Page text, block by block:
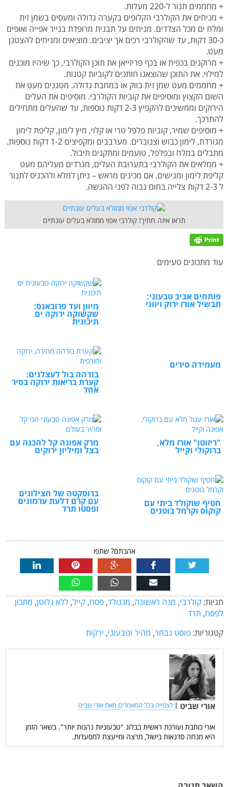
+ מחממים תנור ל-220 מעלות.
+ מניחים את הקולרבי הקלופים בקערה גדולה ומעסים בשמן זית
ומלח ים מכל הצדדים. מניחים על תבנית מרופדת בנייר אפייה ואופים
כ-30 דקות, עד שהקולרבי רכים אך יציבים. מוציאים ומניחים להצטנן
מעט.
+ מרוקנים בכפית או בכף פריזייאן את תוכן הקולרבי, כך שיהיו מוכנים
למילוי. את התוכן שהוצאנו חותכים לקוביות קטנות.
+ מחממים מעט שמן זית בווק או במחבת גדולה. מטגנים מעט את
השום הקצוץ ומוסיפים את קוביות הקולרבי. מוסיפים את העלים
הירוקים וממשיכים להקפיץ 2-3 דקות נוספות, עד שהעלים מתחילים
להתרכך.
+ מוסיפים שמיר, קוביות פלפל טרי או קלוי, מיץ לימון, קליפת לימון
מגורדת, לימון כבוש וצנוברים. מערבבים ומקפיצים 1-2 דקות נוספות.
מתבלים במלח ובפלפל, טועמים ומתקנים תיבול.
+ ממלאים את הקולרבי בתערובת העלים, מגרדים מעליהם מעט
קליפת לימון ומגישים. אם מכינים מראש – ניתן למלא ולהכניס לתנור
ל 2-3 דקות צלייה בחום גבוה לפני ההגשה.
תראו איזה חתיך! קולרבי אפוי ממולא בעלים עונתיים
עוד מתכונים טעימים
פותחים אביב טבעוני:
תבשיל אורז ירוק ויווני מיוון ועד פרובאנס:
שקשוקה ירוקה ים
תיכונית
מעמידה סירים
בודהה בול לעצלנים:
קערת בריאות ירוקה בסיר
אחד
"ריזוטו" אורז מלא,
ברוקולי וקייל
מרק אפונה קל להכנה עם
בצל ומיליון ירוקים
חטיף שוקולד ביתי עם
קוקוס וקרמל בוטנים
ברוסקטה של חצילונים
עם קרם דלעת ערמונים
ופסטו תרד
אהבתם? שתפו
תגיות: קולרבי, מנה ראשונה, מנגולד, פסח, קייל, ללא גלוטן, מתכון
לפסח, תרד
קטגוריות: פוסט נבחר, מהיר וטבעוני, ירקות
אורי שביט | לצפייה בכל המאמרים מאת אורי שביט
אורי כותבת ועורכת ראשית בבלוג "טבעוניות נהנות יותר". בשאר הזמן
היא מנחה סדנאות בישול, מרצה ומייעצת למסעדות.